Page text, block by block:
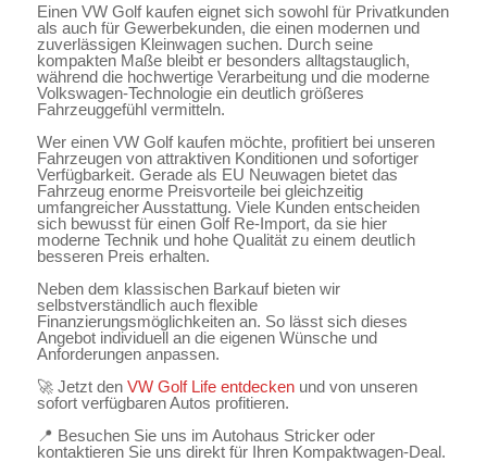
Einen VW Golf kaufen eignet sich sowohl für Privatkunden
als auch für Gewerbekunden, die einen modernen und
zuverlässigen Kleinwagen suchen. Durch seine
kompakten Maße bleibt er besonders alltagstauglich,
während die hochwertige Verarbeitung und die moderne
Volkswagen-Technologie ein deutlich größeres
Fahrzeuggefühl vermitteln.
Wer einen VW Golf kaufen möchte, profitiert bei unseren
Fahrzeugen von attraktiven Konditionen und sofortiger
Verfügbarkeit. Gerade als EU Neuwagen bietet das
Fahrzeug enorme Preisvorteile bei gleichzeitig
umfangreicher Ausstattung. Viele Kunden entscheiden
sich bewusst für einen Golf Re-Import, da sie hier
moderne Technik und hohe Qualität zu einem deutlich
besseren Preis erhalten.
Neben dem klassischen Barkauf bieten wir
selbstverständlich auch flexible
Finanzierungsmöglichkeiten an. So lässt sich dieses
Angebot individuell an die eigenen Wünsche und
Anforderungen anpassen.
🚀 Jetzt den VW Golf Life entdeckenund von unseren
sofort verfügbaren Autos profitieren.
📍 Besuchen Sie uns im Autohaus Stricker oder
kontaktieren Sie uns direkt für Ihren Kompaktwagen-Deal.